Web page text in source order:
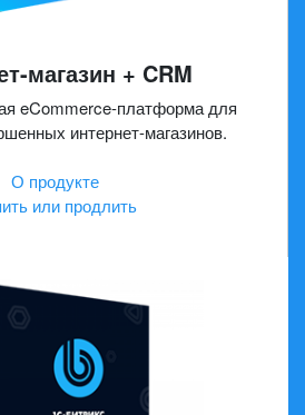
магазин + CRM
eCommerce-платформа для
интернет-магазинов.
О продукте
или продлить